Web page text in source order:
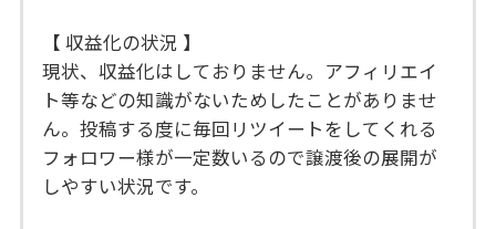
【 収益化の状況 】
現状、収益化はしておりません。アフィリエイ
ト等などの知識がないためしたことがありませ
ん。投稿する度に毎回リツイートをしてくれる
フォロワー様が一定数いるので譲渡後の展開が
しやすい状況です。